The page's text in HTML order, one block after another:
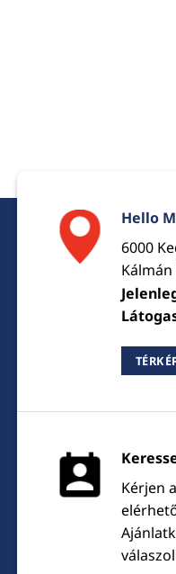
Hello
6000
Kérjen